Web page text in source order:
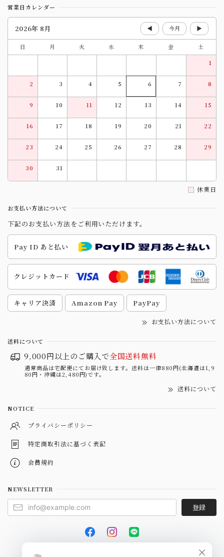
営業日カレンダー
2026年 8月 ◀ 今月 ▶
日 月 火 水 木 金
土
1
2 3 4 5 6 7 8
9 10 11 12 13 14 15
16 17 18 19 20 21 22
23 24 25 26 27 28 29
30 31
休業日
お支払い方法について
下記のお支払い方法をご利用いただけます。
Pay ID あと払い
クレジットカード
キャリア決済 Amazon Pay PayPay
お支払い方法について
送料について
9,000円以上のご購入で全国送料無料
通常商品は宅配便にてお届け致します。送料は一律880円(北海道は1,9
80円・沖縄は2,480円)です。
送料について
NOTICE
プライバシーポリシー
特定商取引法に基づく表記
会員規約
NEWSLETTER
登録